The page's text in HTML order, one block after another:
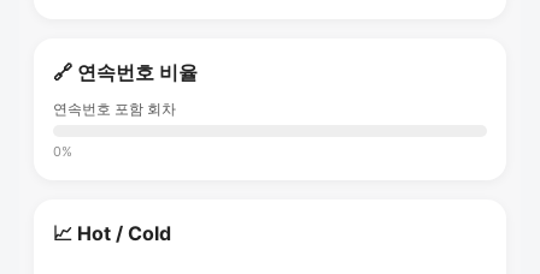
🔗 연속번호 비율
연속번호 포함 회차
0%
📈 Hot / Cold